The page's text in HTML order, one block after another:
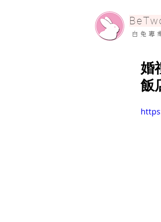
白 兔 專
婚
飯